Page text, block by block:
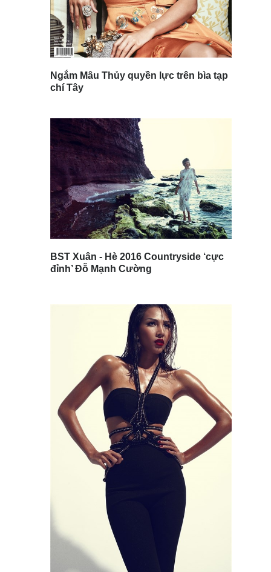
Ngắm Mâu Thủy quyền lực trên bìa tạp
chí Tây
BST Xuân - Hè 2016 Countryside ‘cực
đỉnh’ Đỗ Mạnh Cường